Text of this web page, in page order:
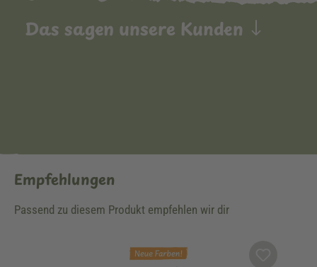
Das sagen unsere Kunden
Empfehlungen
Passend zu diesem Produkt empfehlen wir dir